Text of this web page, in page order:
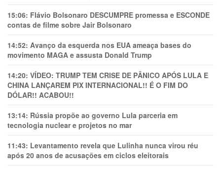
15:06: Flávio Bolsonaro DESCUMPRE promessa e ESCONDE
contas de filme sobre Jair Bolsonaro
14:52: Avanço da esquerda nos EUA ameaça bases do
movimento MAGA e assusta Donald Trump
14:20: VÍDEO: TRUMP TEM CRlSE DE PÂNlCO APÓS LULA E
CHINA LANÇAREM PIX INTERNACIONAL!! É O FIM DO
DÓLAR!! ACABOU!!
13:14: Rússia propõe ao governo Lula parceria em
tecnologia nuclear e projetos no mar
11:43: Levantamento revela que Lulinha nunca virou réu
após 20 anos de acusações em ciclos eleitorais